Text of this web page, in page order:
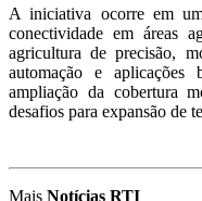
A iniciativa ocorre em
conectividade em áreas
agricultura de precisão,
automação e
ampliação da cobertura
desafios para expansão de
Mais Notícias RTI